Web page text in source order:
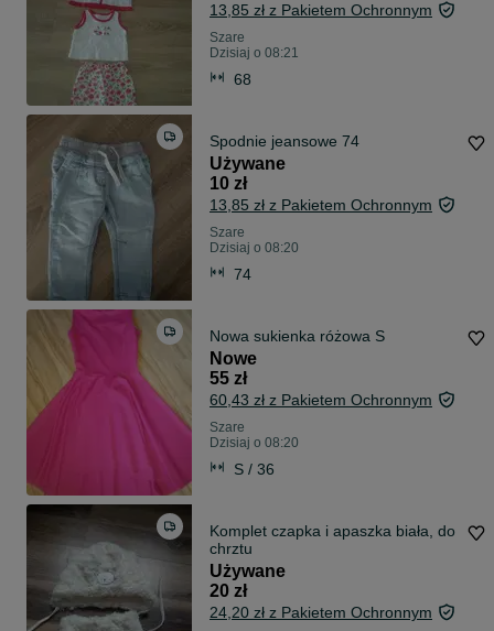
13,85 zł z Pakietem Ochronnym
Szare
Dzisiaj o 08:21
68
Spodnie jeansowe 74
Używane
10 zł
13,85 zł z Pakietem Ochronnym
Szare
Dzisiaj o 08:20
74
Nowa sukienka różowa S
Nowe
55 zł
60,43 zł z Pakietem Ochronnym
Szare
Dzisiaj o 08:20
S / 36
Komplet czapka i apaszka biała, do
chrztu
Używane
20 zł
24,20 zł z Pakietem Ochronnym